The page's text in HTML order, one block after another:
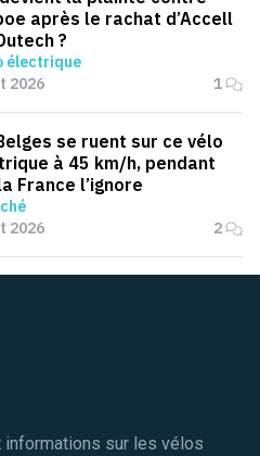
après le rachat d’Accell
?
électrique
2026
1
se ruent sur ce vélo
à 45 km/h, pendant
France l’ignore
2026
2
informations sur les vélos